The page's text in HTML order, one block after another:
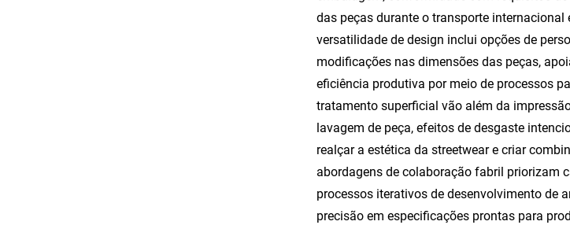
das peças durante o transporte
versatilidade de design inclui opções de
modificações nas dimensões das peças,
eficiência produtiva por meio de processos
tratamento superficial vão além da
lavagem de peça, efeitos de desgaste
realçar a estética da streetwear e criar
abordagens de colaboração fabril priorizam
processos iterativos de desenvolvimento de
precisão em especificações prontas para